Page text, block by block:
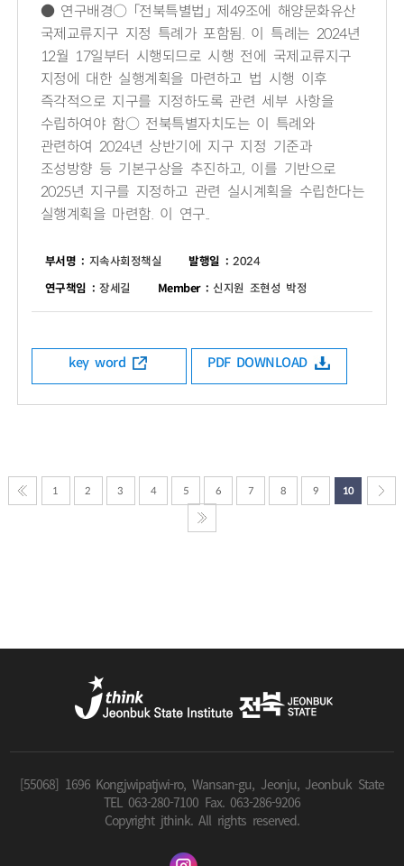
● 연구배경○ 「전북특별법」 제49조에 해양문화유산
국제교류지구 지정 특례가 포함됨. 이 특례는 2024년
12월 17일부터 시행되므로 시행 전에 국제교류지구
지정에 대한 실행계획을 마련하고 법 시행 이후
즉각적으로 지구를 지정하도록 관련 세부 사항을
수립하여야 함○ 전북특별자치도는 이 특례와
관련하여 2024년 상반기에 지구 지정 기준과
조성방향 등 기본구상을 추진하고, 이를 기반으로
2025년 지구를 지정하고 관련 실시계획을 수립한다는
실행계획을 마련함. 이 연구..
부서명 : 지속사회정책실 발행일 : 2024
연구책임 : 장세길 Member : 신지원 조현성 박정
key word PDF DOWNLOAD
1 2 3 4 5 6 7 8 9 10
[55068] 1696 Kongjwipatjwi-ro, Wansan-gu, Jeonju, Jeonbuk State
TEL 063-280-7100 Fax. 063-286-9206
Copyright jthink. All rights reserved.